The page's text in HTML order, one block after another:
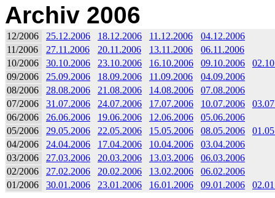
Archiv 2006
12/2006 25.12.2006 18.12.2006 11.12.2006
04.12.2006
11/2006
27.11.2006 20.11.2006 13.11.2006
06.11.2006
10/2006
30.10.2006 23.10.2006 16.10.2006 09.10.2006
09/2006
25.09.2006 18.09.2006 11.09.2006
04.09.2006
08/2006
28.08.2006 21.08.2006 14.08.2006
07.08.2006
07/2006
31.07.2006 24.07.2006 17.07.2006 10.07.2006
06/2006
26.06.2006 19.06.2006 12.06.2006
05.06.2006
05/2006
29.05.2006 22.05.2006 15.05.2006 08.05.2006
04/2006
24.04.2006 17.04.2006 10.04.2006
03.04.2006
03/2006
27.03.2006 20.03.2006 13.03.2006
06.03.2006
02/2006
27.02.2006 20.02.2006 13.02.2006
06.02.2006
01/2006
30.01.2006 23.01.2006 16.01.2006 09.01.2006